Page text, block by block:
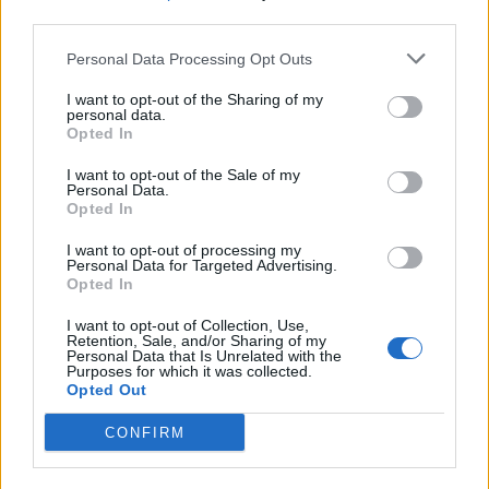
Personal Data Processing Opt Outs
I want to opt-out of the Sharing of my
personal data.
Opted In
I want to opt-out of the Sale of my
Personal Data.
Opted In
I want to opt-out of processing my
Personal Data for Targeted Advertising.
Opted In
I want to opt-out of Collection, Use,
Retention, Sale, and/or Sharing of my
Personal Data that Is Unrelated with the
Purposes for which it was collected.
Opted Out
CONFIRM
Αθηνά Οικονομάκου: Ποζάρει όλο
νάζι στις τροπικές παραλίες των
Σίσσυ Χρηστίδου: Γέλια μέχρι
δακρύων στα Φαλάσαρνα
Κατερίνα Σαβράνη: Επιστρέφει στην
τηλεόραση μετά από χρόνια - Σε
ποια σειρά θα τη δούμε
Μάλια: «Παλεύαμε επί 15 λεπτά να την
επαναφέρουμε», λέει ο ναυαγοσώστης για τη μητέρα
που πνίγηκε